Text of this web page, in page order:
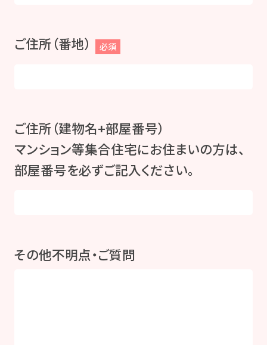
ご住所（番地） 必須
ご住所（建物名+部屋番号）
マンション等集合住宅にお住まいの方は、
部屋番号を必ずご記入ください。
その他不明点・ご質問